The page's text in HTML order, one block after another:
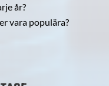
år?
vara populära?